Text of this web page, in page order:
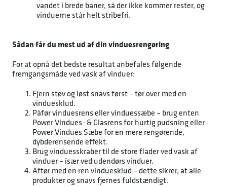
vandet i brede baner, så der ikke kommer rester, og
vinduerne står helt stribefri.
Sådan får du mest ud af din vinduesrengøring
For at opnå det bedste resultat anbefales følgende
fremgangsmåde ved vask af vinduer:
Fjern støv og løst snavs først – tør over med en
vinduesklud.
Påfør vinduesrens eller vinduessæbe – brug enten
Power Vindues- & Glasrens for hurtig pudsning eller
Power Vindues Sæbe for en mere rengørende,
dybderensende effekt.
Brug vinduesskraber til de store flader ved vask af
vinduer – især ved udendørs vinduer.
Aftør med en ren vinduesklud – dette sikrer, at alle
produkter og snavs fjernes fuldstændigt.